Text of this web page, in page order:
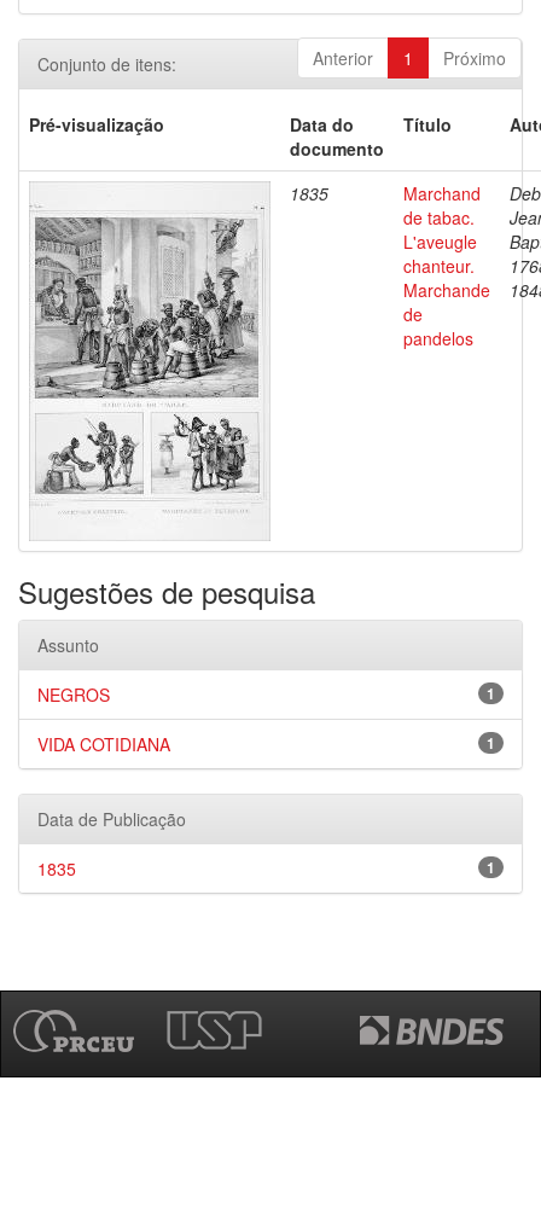
Anterior 1 Próximo
Conjunto de itens:
Pré-visualização
Data do
documento
Título
1835
Marchand
de tabac.
L'aveugle
chanteur.
Marchande
de
pandelos
Sugestões de pesquisa
Assunto
1
NEGROS
1
VIDA COTIDIANA
Data de Publicação
1
1835